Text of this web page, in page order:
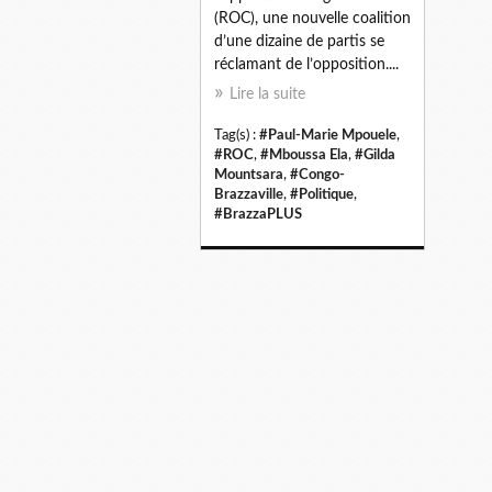
(ROC), une nouvelle coalition
d’une dizaine de partis se
réclamant de l’opposition....
Lire la suite
Tag(s) : #Paul-Marie Mpouele,
#ROC, #Mboussa Ela, #Gilda
Mountsara, #Congo-
Brazzaville, #Politique,
#BrazzaPLUS